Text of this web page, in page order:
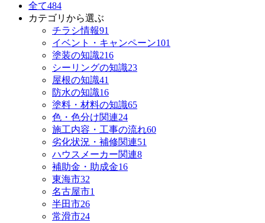
全て484
カテゴリから選ぶ
チラシ情報91
イベント・キャンペーン101
塗装の知識216
シーリングの知識23
屋根の知識41
防水の知識16
塗料・材料の知識65
色・色分け関連24
施工内容・工事の流れ60
劣化状況・補修関連51
ハウスメーカー関連8
補助金・助成金16
東海市32
名古屋市1
半田市26
常滑市24